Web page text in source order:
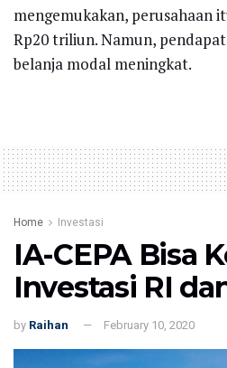
mengemukakan, perusahaan
Rp20 triliun. Namun,
belanja modal meningkat.
Home Investasi
IA-CEPA Bisa
Investasi RI
by Raihan February 10, 2020